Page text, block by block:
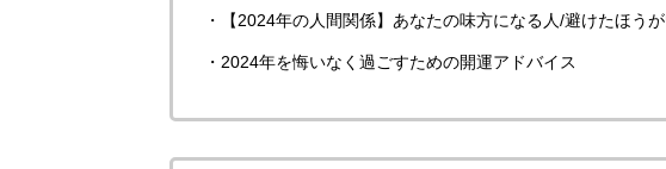
・【2024年の人間関係】あなたの味方になる人/避けたほうが
・2024年を悔いなく過ごすための開運アドバイス